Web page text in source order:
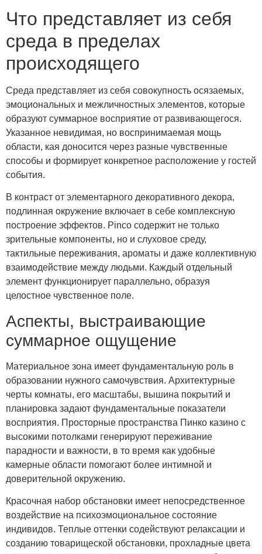
Что представляет из себя
среда в пределах
происходящего
Среда представляет из себя совокупность осязаемых,
эмоциональных и межличностных элементов, которые
образуют суммарное восприятие от развивающегося.
Указанное невидимая, но воспринимаемая мощь
области, кая доносится через разные чувственные
способы и формирует конкретное расположение у гостей
события.
В контраст от элементарного декоративного декора,
подлинная окружение включает в себе комплексную
построение эффектов. Pinco содержит не только
зрительные компоненты, но и слуховое среду,
тактильные переживания, ароматы и даже коллективную
взаимодействие между людьми. Каждый отдельный
элемент функционирует параллельно, образуя
целостное чувственное поле.
Аспекты, выстраивающие
суммарное ощущение
Материальное зона имеет фундаментальную роль в
образовании нужного самочувствия. Архитектурные
черты комнаты, его масштабы, вышина покрытий и
планировка задают фундаментальные показатели
восприятия. Просторные пространства Пинко казино с
высокими потолками генерируют переживание
парадности и важности, в то время как удобные
камерные области помогают более интимной и
доверительной окружению.
Красочная набор обстановки имеет непосредственное
воздействие на психоэмоциональное состояние
индивидов. Теплые оттенки содействуют релаксации и
созданию товарищеской обстановки, прохладные цвета